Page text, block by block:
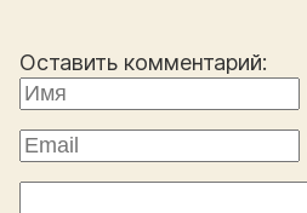
Оставить комментарий: